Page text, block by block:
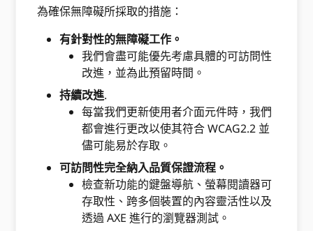
為確保無障礙所採取的措施：
有針對性的無障礙工作。
我們會盡可能優先考慮具體的可訪問性
改進，並為此預留時間。
持續改進.
每當我們更新使用者介面元件時，我們
都會進行更改以使其符合 WCAG2.2 並
儘可能易於存取。
可訪問性完全納入品質保證流程。
檢查新功能的鍵盤導航、螢幕閱讀器可
存取性、跨多個裝置的內容靈活性以及
透過 AXE 進行的瀏覽器測試。